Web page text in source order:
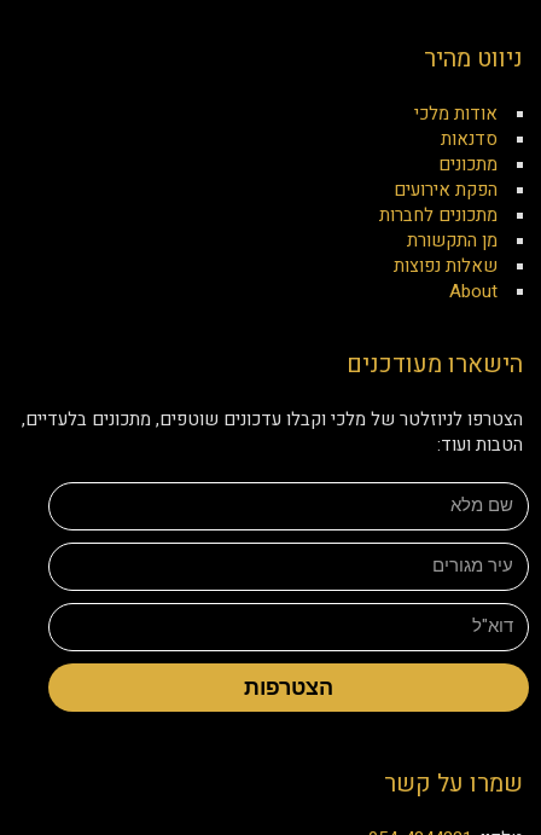
ניווט מהיר
אודות מלכי
סדנאות
מתכונים
הפקת אירועים
מתכונים לחברות
מן התקשורת
שאלות נפוצות
About
הישארו מעודכנים
הצטרפו לניוזלטר של מלכי וקבלו עדכונים שוטפים, מתכונים בלעדיים,
הטבות ועוד:
הצטרפות
שמרו על קשר